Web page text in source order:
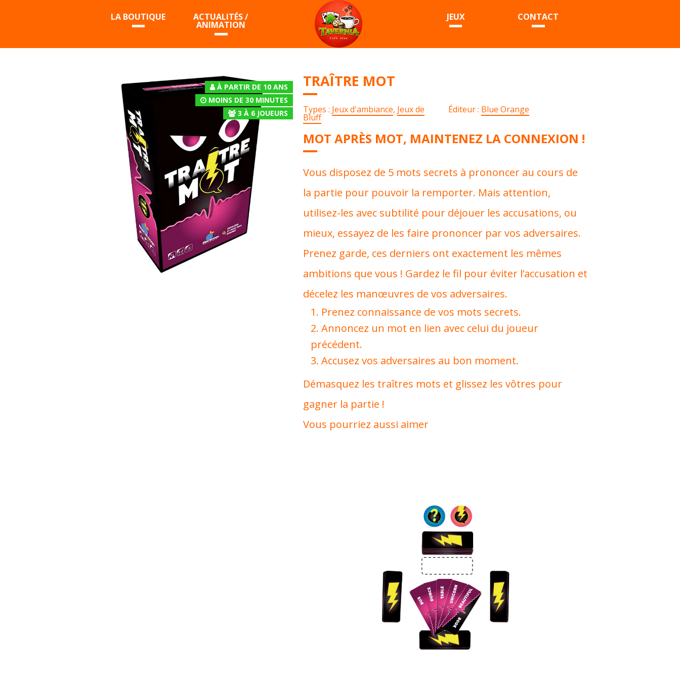
LA BOUTIQUE ACTUALITÉS /
ANIMATION
JEUX CONTACT
À PARTIR DE 10 ANS
MOINS DE 30 MINUTES
3 À 6JOUEURS
TRAÎTRE MOT
Types : Jeux d'ambiance, Jeux de
Bluff
Éditeur : Blue Orange
MOT APRÈS MOT, MAINTENEZ LA CONNEXION !
Vous disposez de 5 mots secrets à prononcer au cours de
la partie pour pouvoir la remporter. Mais attention,
utilisez-les avec subtilité pour déjouer les accusations, ou
mieux, essayez de les faire prononcer par vos adversaires.
Prenez garde, ces derniers ont exactement les mêmes
ambitions que vous ! Gardez le fil pour éviter l’accusation et
décelez les manœuvres de vos adversaires.
Prenez connaissance de vos mots secrets.
Annoncez un mot en lien avec celui du joueur
précédent.
Accusez vos adversaires au bon moment.
Démasquez les traîtres mots et glissez les vôtres pour
gagner la partie !
Vous pourriez aussi aimer